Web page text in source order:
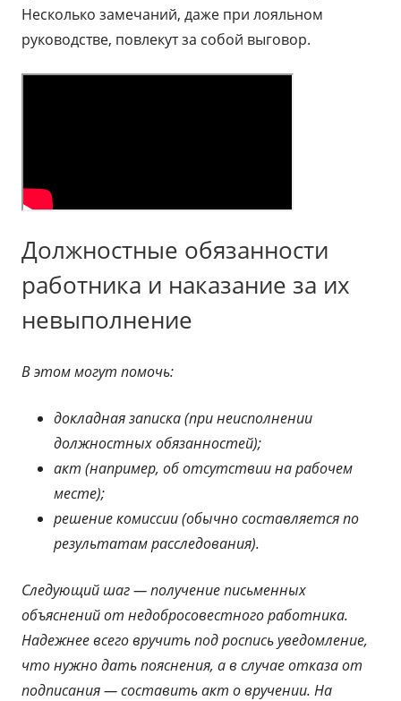
Несколько замечаний, даже при лояльном
руководстве, повлекут за собой выговор.
Должностные обязанности
работника и наказание за их
невыполнение
В этом могут помочь:
докладная записка (при неисполнении
должностных обязанностей);
акт (например, об отсутствии на рабочем
месте);
решение комиссии (обычно составляется по
результатам расследования).
Следующий шаг — получение письменных
объяснений от недобросовестного работника.
Надежнее всего вручить под роспись уведомление,
что нужно дать пояснения, а в случае отказа от
подписания — составить акт о вручении. На